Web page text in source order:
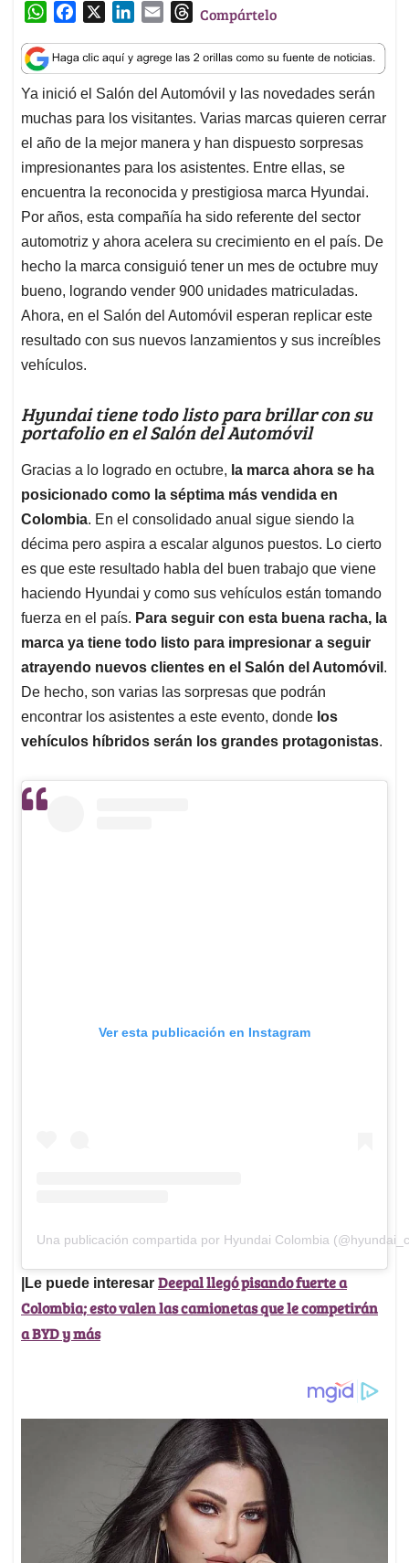
W
a
t
s
A
p
p
c
e
b
o
o
k
n
k
e
d
I
n
a
i
l
T
r
e
a
d
s
Compártelo
Ya inició el Salón del Automóvil y las novedades serán
muchas para los visitantes. Varias marcas quieren cerrar
el año de la mejor manera y han dispuesto sorpresas
impresionantes para los asistentes. Entre ellas, se
encuentra la reconocida y prestigiosa marca Hyundai.
Por años, esta compañía ha sido referente del sector
automotriz y ahora acelera su crecimiento en el país. De
hecho la marca consiguió tener un mes de octubre muy
bueno, logrando vender 900 unidades matriculadas.
Ahora, en el Salón del Automóvil esperan replicar este
resultado con sus nuevos lanzamientos y sus increíbles
vehículos.
Hyundai tiene todo listo para brillar con su
portafolio en el Salón del Automóvil
Gracias a lo logrado en octubre, la marca ahora se ha
posicionado como la séptima más vendida en
Colombia. En el consolidado anual sigue siendo la
décima pero aspira a escalar algunos puestos. Lo cierto
es que este resultado habla del buen trabajo que viene
haciendo Hyundai y como sus vehículos están tomando
fuerza en el país. Para seguir con esta buena racha, la
marca ya tiene todo listo para impresionar a seguir
atrayendo nuevos clientes en el Salón del Automóvil .
De hecho, son varias las sorpresas que podrán
encontrar los asistentes a este evento, donde los
vehículos híbridos serán los grandes protagonistas.
Ver esta publicación en Instagram
Una publicación compartida por Hyundai Colombia
|Le puede interesar Deepal llegó pisando fuerte a
Colombia; esto valen las camionetas que le competirán
a BYD y más